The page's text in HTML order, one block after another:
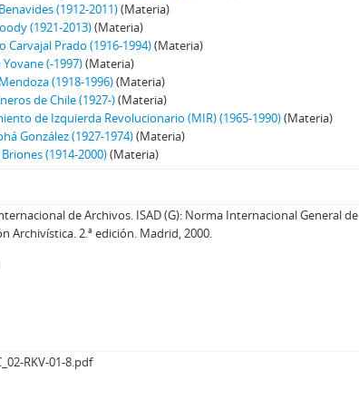
(1912-2011)(Materia)
(1921-2013)(Materia)
Carvajal Prado (1916-1994)(Materia)
(-1997)(Materia)
(1918-1996)(Materia)
de Chile (1927-)(Materia)
de Izquierda Revolucionario (MIR) (1965-1990)(Materia)
González (1927-1974)(Materia)
(1914-2000)(Materia)
de Archivos. ISAD (G): Norma Internacional General de
Archivística. 2.ª edición. Madrid, 2000.
RKV-01-8.pdf